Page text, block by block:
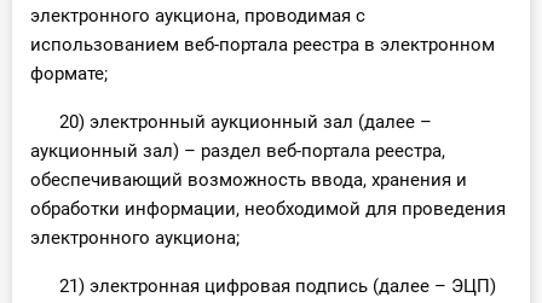
электронного аукциона, проводимая с
использованием веб-портала реестра в электронном
формате;
20) электронный аукционный зал (далее –
аукционный зал) – раздел веб-портала реестра,
обеспечивающий возможность ввода, хранения и
обработки информации, необходимой для проведения
электронного аукциона;
21) электронная цифровая подпись (далее – ЭЦП)